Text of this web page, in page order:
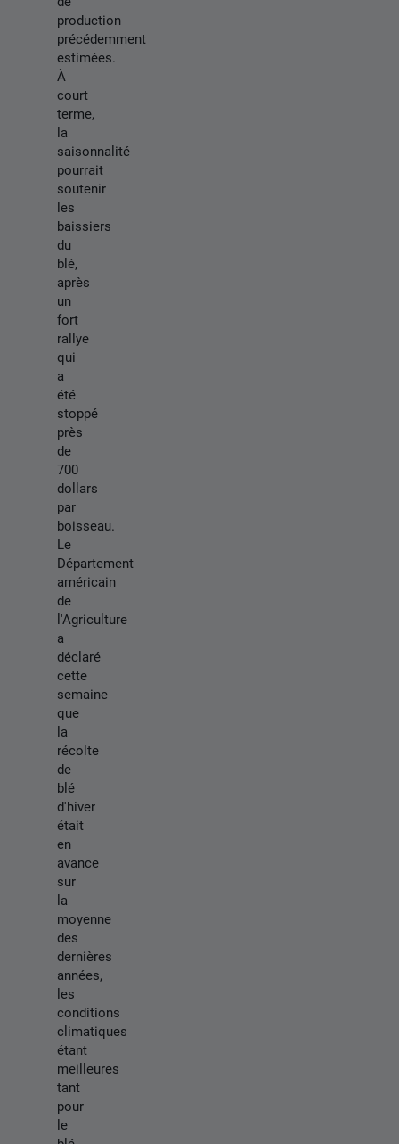
production
précédemment
estimées.
À
court
terme,
la
saisonnalité
pourrait
soutenir
les
baissiers
du
blé,
après
un
fort
rallye
qui
a
été
stoppé
près
de
700
dollars
par
boisseau.
Le
Département
américain
de
l'Agriculture
a
déclaré
cette
semaine
que
la
récolte
de
blé
d'hiver
était
en
avance
sur
la
moyenne
des
dernières
années,
les
conditions
climatiques
étant
meilleures
tant
pour
le